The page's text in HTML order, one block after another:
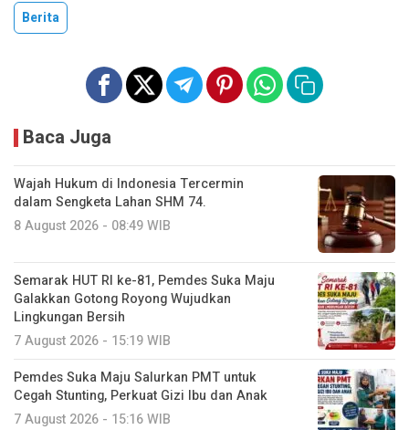
Berita
Baca Juga
Wajah Hukum di Indonesia Tercermin
dalam Sengketa Lahan SHM 74.
8 August 2026 - 08:49 WIB
Semarak HUT RI ke-81, Pemdes Suka Maju
Galakkan Gotong Royong Wujudkan
Lingkungan Bersih
7 August 2026 - 15:19 WIB
Pemdes Suka Maju Salurkan PMT untuk
Cegah Stunting, Perkuat Gizi Ibu dan Anak
7 August 2026 - 15:16 WIB